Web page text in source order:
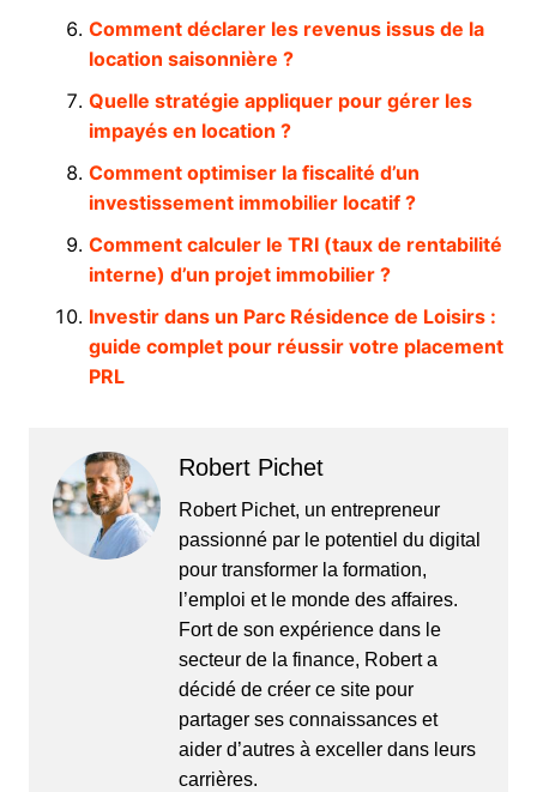
Comment déclarer les revenus issus de la
location saisonnière ?
Quelle stratégie appliquer pour gérer les
impayés en location ?
Comment optimiser la fiscalité d’un
investissement immobilier locatif ?
Comment calculer le TRI (taux de rentabilité
interne) d’un projet immobilier ?
Investir dans un Parc Résidence de Loisirs :
guide complet pour réussir votre placement
PRL
Robert Pichet
Robert Pichet, un entrepreneur
passionné par le potentiel du digital
pour transformer la formation,
l’emploi et le monde des affaires.
Fort de son expérience dans le
secteur de la finance, Robert a
décidé de créer ce site pour
partager ses connaissances et
aider d’autres à exceller dans leurs
carrières.